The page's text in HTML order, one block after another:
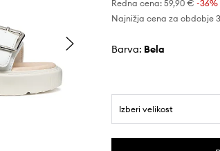
Redna cena: 59,90 € -36%
Najnižja cena za obdobje
Barva: bela
Izberi velikost